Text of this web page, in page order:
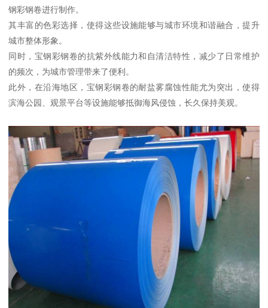
钢彩钢卷进行制作。
其丰富的色彩选择，使得这些设施能够与城市环境和谐融合，提升
城市整体形象。
同时，宝钢彩钢卷的抗紫外线能力和自清洁特性，减少了日常维护
的频次，为城市管理带来了便利。
此外，在沿海地区，宝钢彩钢卷的耐盐雾腐蚀性能尤为突出，使得
滨海公园、观景平台等设施能够抵御海风侵蚀，长久保持美观。